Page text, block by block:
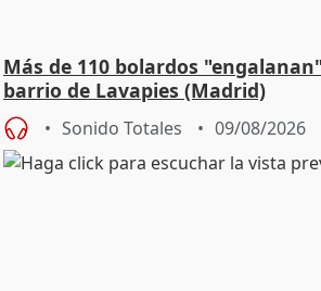
Más de 110 bolardos
barrio de Lavapies (Madrid)
Sonido Totales 09/08/2026